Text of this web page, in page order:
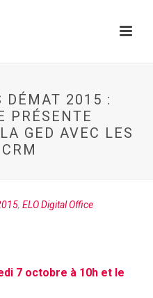
DÉMAT 2015 :
PRÉSENTE
GED AVEC LES
, ELO Digital Office
7 octobre à 10h et le